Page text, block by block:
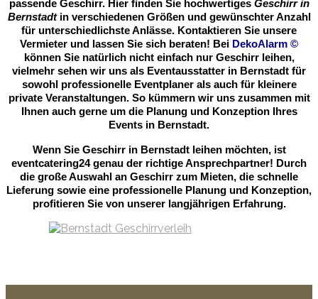
passende Geschirr. Hier finden Sie hochwertiges Geschirr in
Bernstadtin verschiedenen Größen und gewünschter Anzahl
für unterschiedlichste Anlässe. Kontaktieren Sie unsere
Vermieter und lassen Sie sich beraten! Bei DekoAlarm ©
können Sie natürlich nicht einfach nur Geschirr leihen,
vielmehr sehen wir uns als Eventausstatter in Bernstadt für
sowohl professionelle Eventplaner als auch für kleinere
private Veranstaltungen. So kümmern wir uns zusammen mit
Ihnen auch gerne um die Planung und Konzeption Ihres
Events in Bernstadt.
Wenn Sie Geschirr in Bernstadt leihen möchten, ist
eventcatering24 genau der richtige Ansprechpartner! Durch
die große Auswahl an Geschirr zum Mieten, die schnelle
Lieferung sowie eine professionelle Planung und Konzeption,
profitieren Sie von unserer langjährigen Erfahrung.